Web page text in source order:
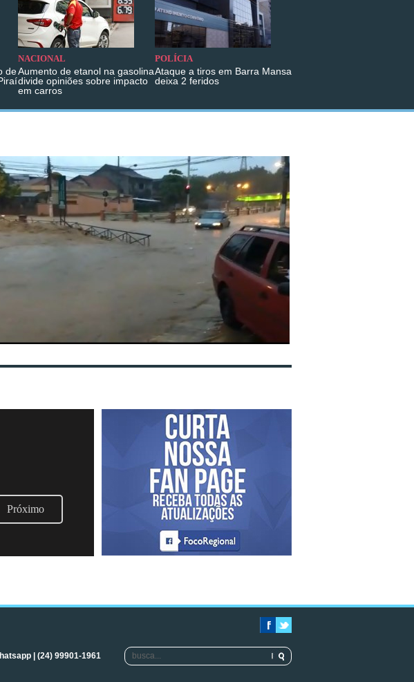
de
NACIONAL
Aumento de etanol na gasolina
divide opiniões sobre impacto
em carros
POLÍCIA
Ataque a tiros em Barra Mansa
deixa 2 feridos
Próximo
| (24) 99901-1961